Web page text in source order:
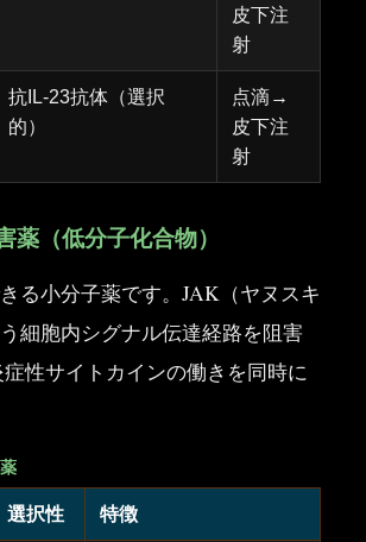
皮下注
射
抗IL-23抗体（選択
的）
点滴→
皮下注
射
（低分子化合物）
る小分子薬です。JAK（ヤヌスキ
細胞内シグナル伝達経路を阻害
症性サイトカインの働きを同時に
選択性 特徴